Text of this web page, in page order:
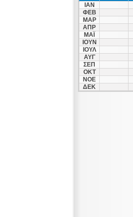
ΙΑΝ
ΦΕΒ
ΜΑΡ
ΑΠΡ
ΜΑΪ
ΙΟΥΝ
ΙΟΥΛ
ΑΥΓ
ΣΕΠ
ΟΚΤ
ΝΟΕ
ΔΕΚ